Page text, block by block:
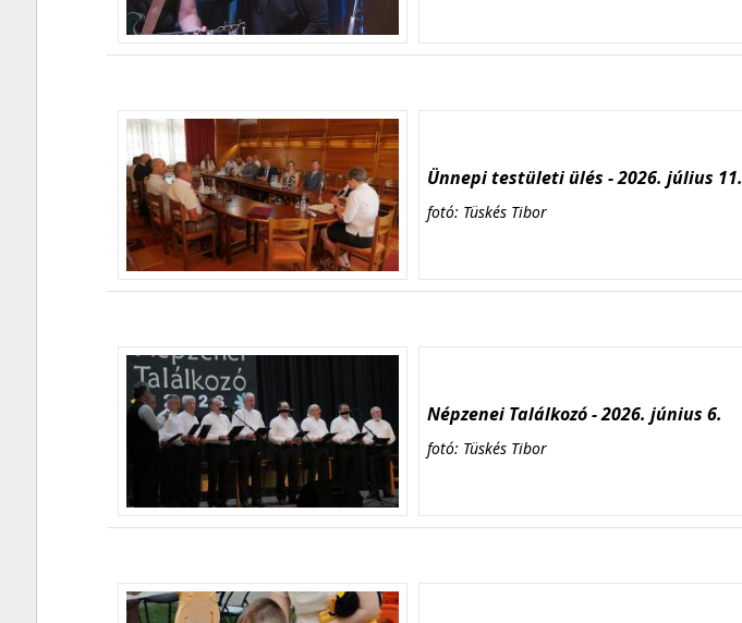
Ünnepi testületi ülés - 2026. július 11.
fotó: Tüskés Tibor
Népzenei Találkozó - 2026. június 6.
fotó: Tüskés Tibor